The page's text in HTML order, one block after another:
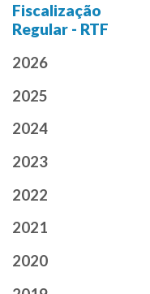
Fiscalização
Regular - RTF
2026
2025
2024
2023
2022
2021
2020